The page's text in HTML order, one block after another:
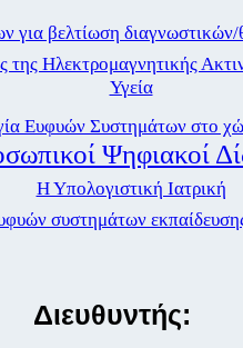
για βελτίωση διαγνωστικών/
της Ηλεκτρομαγνητικής
Υγεία
Ευφυών Συστημάτων στο
Ψηφιακοί
Η Υπολογιστική Ιατρική
συστημάτων
Διευθυντής: